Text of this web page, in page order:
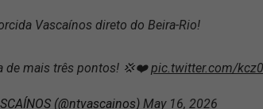
Vascaínos direto do Beira-Rio!
de mais três pontos! 💢❤️pic.twitter.com/
(@ntvascainos) May 16, 2026